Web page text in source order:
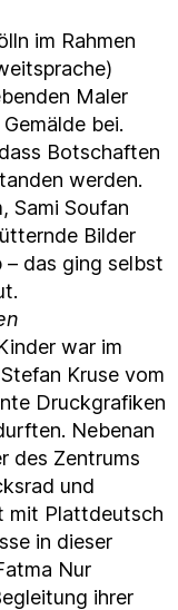
im Rahmen
Maler
bei.
Botschaften
werden.
Sami Soufan
Bilder
– das ging selbst
war im
Kruse vom
Druckgrafiken
Nebenan
des Zentrums
und
mit Plattdeutsch
in dieser
Nur
ihrer